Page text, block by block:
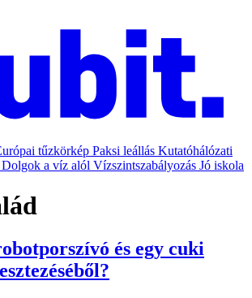
tűzkörkép Paksi leállás Kutatóhálózati
Dolgok a víz alól Vízszintszabályozás Jó iskola
és egy cuki